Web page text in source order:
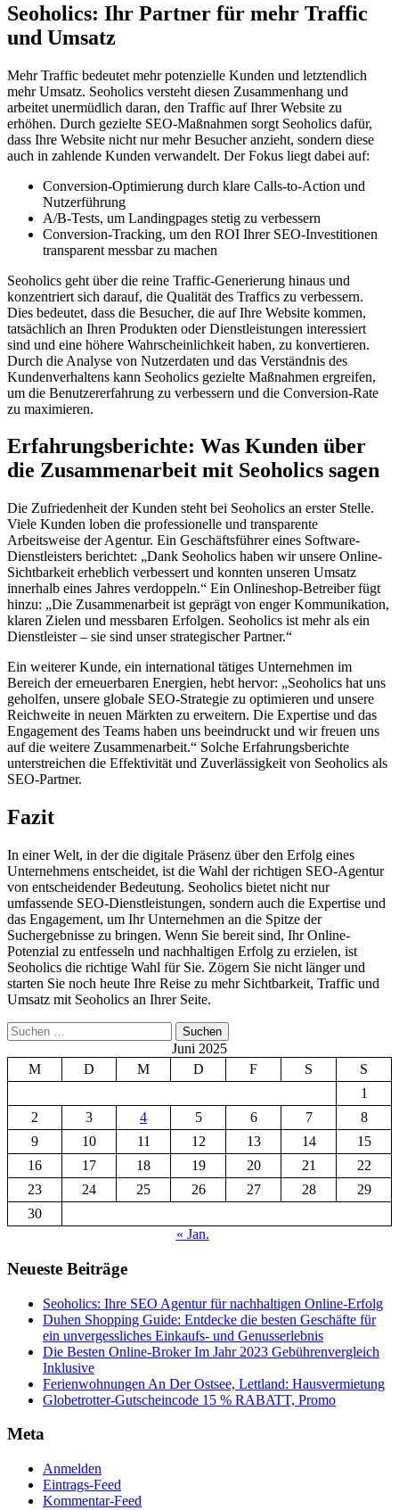
Seoholics: Ihr Partner für mehr Traffic
und Umsatz
Mehr Traffic bedeutet mehr potenzielle Kunden und letztendlich
mehr Umsatz. Seoholics versteht diesen Zusammenhang und
arbeitet unermüdlich daran, den Traffic auf Ihrer Website zu
erhöhen. Durch gezielte SEO-Maßnahmen sorgt Seoholics dafür,
dass Ihre Website nicht nur mehr Besucher anzieht, sondern diese
auch in zahlende Kunden verwandelt. Der Fokus liegt dabei auf:
Conversion-Optimierung durch klare Calls-to-Action und
Nutzerführung
A/B-Tests, um Landingpages stetig zu verbessern
Conversion-Tracking, um den ROI Ihrer SEO-Investitionen
transparent messbar zu machen
Seoholics geht über die reine Traffic-Generierung hinaus und
konzentriert sich darauf, die Qualität des Traffics zu verbessern.
Dies bedeutet, dass die Besucher, die auf Ihre Website kommen,
tatsächlich an Ihren Produkten oder Dienstleistungen interessiert
sind und eine höhere Wahrscheinlichkeit haben, zu konvertieren.
Durch die Analyse von Nutzerdaten und das Verständnis des
Kundenverhaltens kann Seoholics gezielte Maßnahmen ergreifen,
um die Benutzererfahrung zu verbessern und die Conversion-Rate
zu maximieren.
Erfahrungsberichte: Was Kunden über
die Zusammenarbeit mit Seoholics sagen
Die Zufriedenheit der Kunden steht bei Seoholics an erster Stelle.
Viele Kunden loben die professionelle und transparente
Arbeitsweise der Agentur. Ein Geschäftsführer eines Software-
Dienstleisters berichtet: „Dank Seoholics haben wir unsere Online-
Sichtbarkeit erheblich verbessert und konnten unseren Umsatz
innerhalb eines Jahres verdoppeln.“ Ein Onlineshop-Betreiber fügt
hinzu: „Die Zusammenarbeit ist geprägt von enger Kommunikation,
klaren Zielen und messbaren Erfolgen. Seoholics ist mehr als ein
Dienstleister – sie sind unser strategischer Partner.“
Ein weiterer Kunde, ein international tätiges Unternehmen im
Bereich der erneuerbaren Energien, hebt hervor: „Seoholics hat uns
geholfen, unsere globale SEO-Strategie zu optimieren und unsere
Reichweite in neuen Märkten zu erweitern. Die Expertise und das
Engagement des Teams haben uns beeindruckt und wir freuen uns
auf die weitere Zusammenarbeit.“ Solche Erfahrungsberichte
unterstreichen die Effektivität und Zuverlässigkeit von Seoholics als
SEO-Partner.
Fazit
In einer Welt, in der die digitale Präsenz über den Erfolg eines
Unternehmens entscheidet, ist die Wahl der richtigen SEO-Agentur
von entscheidender Bedeutung. Seoholics bietet nicht nur
umfassende SEO-Dienstleistungen, sondern auch die Expertise und
das Engagement, um Ihr Unternehmen an die Spitze der
Suchergebnisse zu bringen. Wenn Sie bereit sind, Ihr Online-
Potenzial zu entfesseln und nachhaltigen Erfolg zu erzielen, ist
Seoholics die richtige Wahl für Sie. Zögern Sie nicht länger und
starten Sie noch heute Ihre Reise zu mehr Sichtbarkeit, Traffic und
Umsatz mit Seoholics an Ihrer Seite.
Suchen
nach:
Juni 2025
M
D M D F S
S
1
2
3 4 5 6 7
8
9
10 11 12 13 14
15
16
17 18 19 20 21
22
23
24 25 26 27 28
29
30
« Jan.
Neueste Beiträge
Seoholics: Ihre SEO Agentur für nachhaltigen Online-Erfolg
Duhen Shopping Guide: Entdecke die besten Geschäfte für
ein unvergessliches Einkaufs- und Genusserlebnis
Die Besten Online-Broker Im Jahr 2023 Gebührenvergleich
Inklusive
Ferienwohnungen An Der Ostsee, Lettland: Hausvermietung
Globetrotter-Gutscheincode 15 % RABATT, Promo
Meta
Anmelden
Eintrags-Feed
Kommentar-Feed